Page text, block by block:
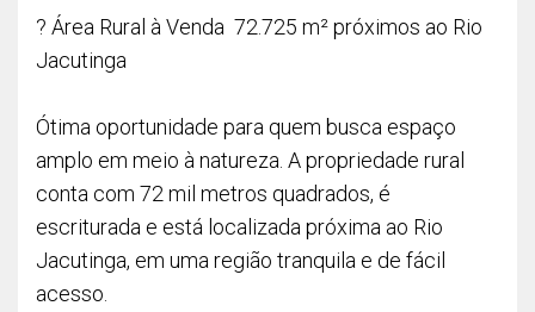
? Área Rural à Venda  72.725 m² próximos ao Rio
Jacutinga
Ótima oportunidade para quem busca espaço
amplo em meio à natureza. A propriedade rural
conta com 72 mil metros quadrados, é
escriturada e está localizada próxima ao Rio
Jacutinga, em uma região tranquila e de fácil
acesso.